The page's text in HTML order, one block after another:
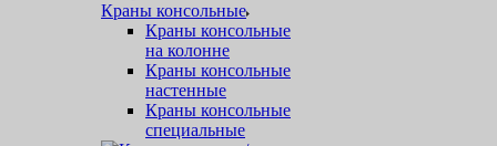
Краны консольные
Краны консольные
на колонне
Краны консольные
настенные
Краны консольные
специальные